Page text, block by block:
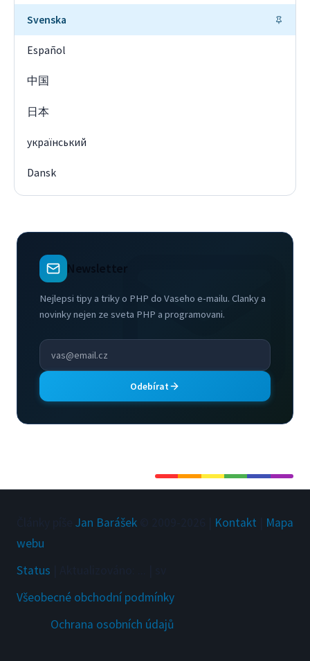
Svenska
Español
中国
日本
український
Dansk
Newsletter
Nejlepsi tipy a triky o PHP do Vaseho e-mailu. Clanky a
novinky nejen ze sveta PHP a programovani.
Odebírat
Jan Barášek Kontakt
Mapa
webu
Status
Všeobecné obchodní podmínky
Ochrana osobních údajů